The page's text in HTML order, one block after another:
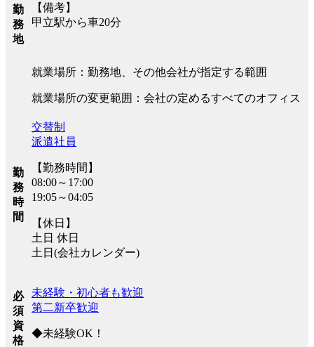
勤
務
地
【備考】
甲立駅から車20分
就業場所：勤務地、その他会社が指定する範囲
就業場所の変更範囲：会社の定めるすべてのオフィス
勤
務
時
間
交替制
派遣社員
【勤務時間】
08:00～17:00
19:05～04:05
【休日】
土日 休日
土日(会社カレンダー)
必
須
資
格
未経験・初心者も歓迎
第二新卒歓迎
◆未経験OK！